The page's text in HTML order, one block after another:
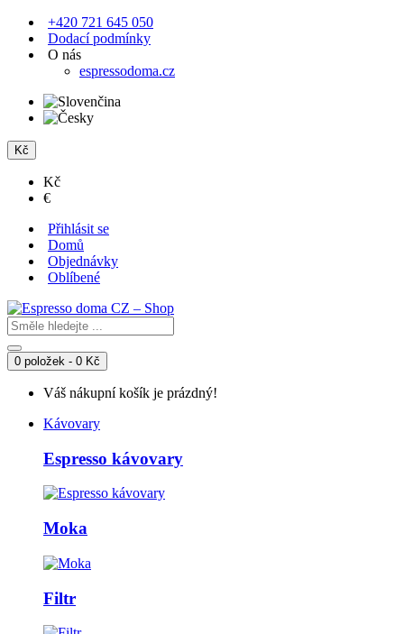
+420 721 645 050
Dodací podmínky
O nás
espressodoma.cz
Kč
Kč
€
Přihlásit se
Domů
Objednávky
Oblíbené
0 položek - 0 Kč
Váš nákupní košík je prázdný!
Kávovary
Espresso kávovary
Moka
Filtr